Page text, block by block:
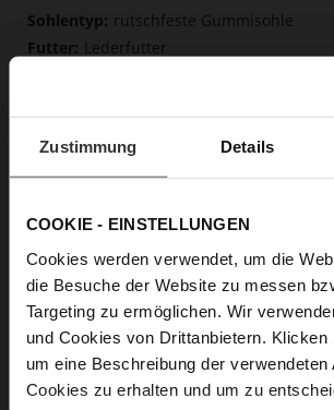
Zustimmung Details
COOKIE - EINSTELLUNGEN
Cookies werden verwendet, um die
die Besuche der Website zu messen
Targeting zu ermöglichen. Wir
und Cookies von Drittanbietern. Klicken
um eine Beschreibung der verwendeten
Cookies zu erhalten und um zu
Mehr
Informationen
rutschfeste Gummisohle
Lederfutter
Obermaterial (LEATHER
Gold zertifiziert), Futter / Decksohle
GROUP zertifiziert)
Fest eingearbeitete
Schnalle
Nein
37
Blockabsatz
Ziegenleder, fein
Optik